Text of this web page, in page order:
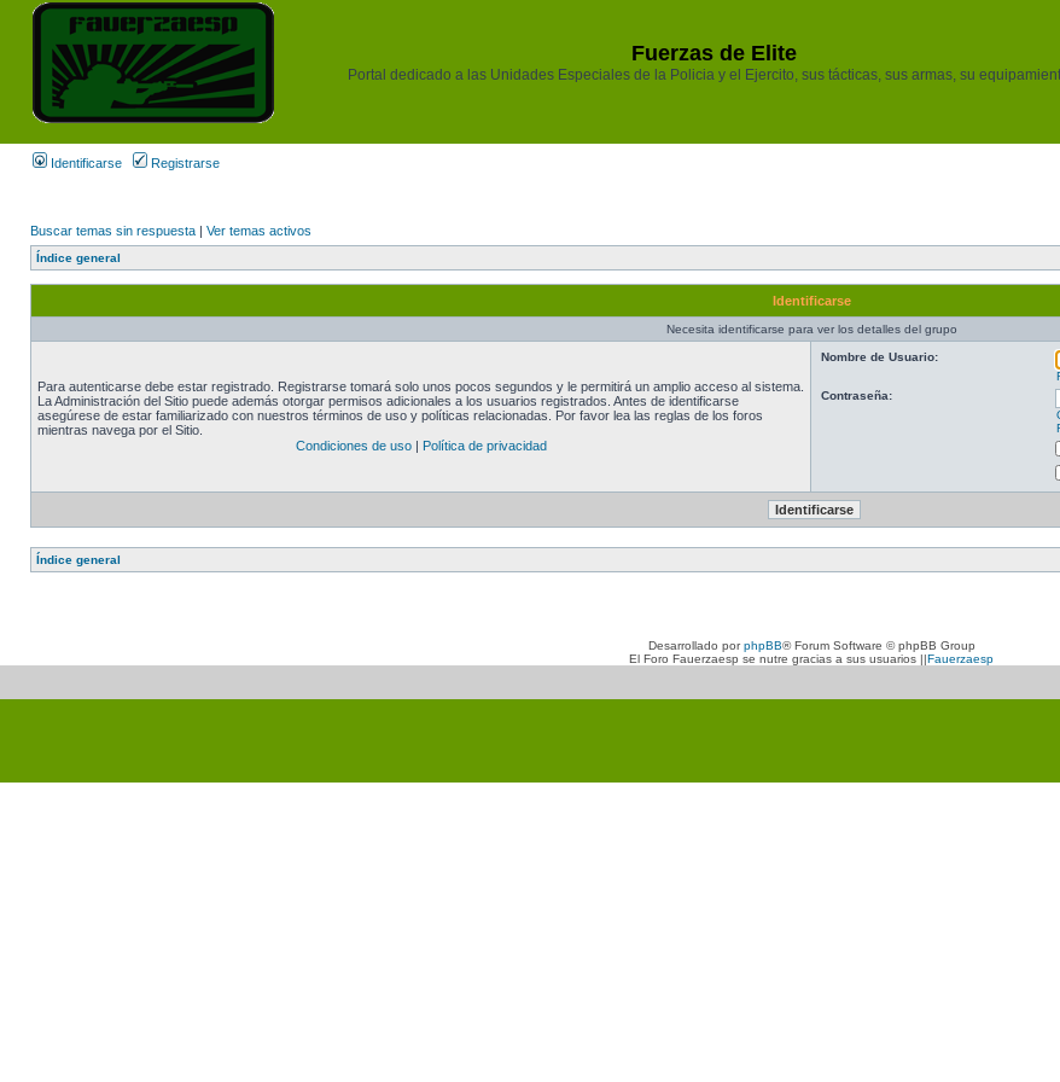
Fuerzas de Elite
Portal dedicado a las Unidades Especiales de la Policia y el Ejercito, sus tácticas, sus armas, su
Identificarse Registrarse
Buscar temas sin respuesta | Ver temas activos
Índice general
Identificarse
Necesita identificarse para ver los detalles del grupo
Para autenticarse debe estar registrado. Registrarse tomará solo unos pocos segundos y le permitirá un amplio acceso al sistema.
La Administración del Sitio puede además otorgar permisos adicionales a los usuarios registrados. Antes de identificarse
asegúrese de estar familiarizado con nuestros términos de uso y políticas relacionadas. Por favor lea las reglas de los foros
mientras navega por el Sitio.
Condiciones de uso| Política de privacidad
Nombre de Usuario:
Contraseña:
Índice general
Desarrollado porphpBB® Forum Software © phpBB Group
El Foro Fauerzaesp se nutre gracias a sus usuarios ||Fauerzaesp